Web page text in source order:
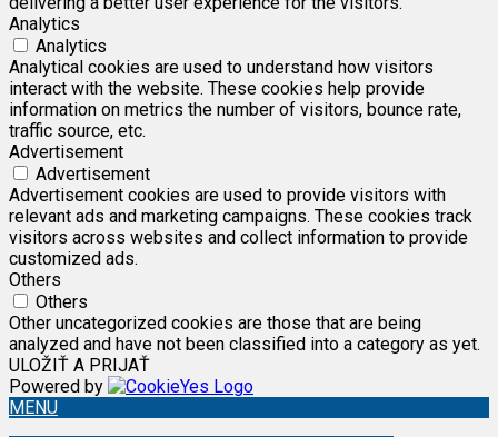
Analytics
Analytics
Analytical cookies are used to understand how visitors
interact with the website. These cookies help provide
information on metrics the number of visitors, bounce rate,
traffic source, etc.
Advertisement
Advertisement
Advertisement cookies are used to provide visitors with
relevant ads and marketing campaigns. These cookies track
visitors across websites and collect information to provide
customized ads.
Others
Others
Other uncategorized cookies are those that are being
analyzed and have not been classified into a category as yet.
ULOŽIŤ A PRIJAŤ
Powered by
MENU